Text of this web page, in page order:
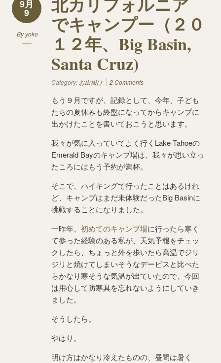
9月
9
Byyoko
でキャンプー（２０
１２年、Big Basin,
Santa Cruz)
Category: お出掛け 2 Comments
もう９月ですが、記録として、今年、子ども
たちの夏休みも終盤になってからキャンプに
出かけたことを書いておこうと思います。
我々が気に入っていてよく行くLake Tahoeの
Emerald Bayのキャンプ場は、我々が思い立っ
たころにはもう予約が満杯。
そこで、ハイキングで行ったことはあるけれ
ど、キャンプはまだ未体験だったBig Basinに
挑戦することになりました。
一昨年、 初めてのキャンプ場に行ったら寒く
て参った経験のある私が、天気予報をチェッ
クしたら、ちょっと外を歩いたら高温でジリ
ジリと焼けてしまいそうなデービスと比べた
らかなり寒そうな気温が出ていたので、今回
は用心して防寒具を忘れないようにしていき
ました。
そうしたら。
やはり。
明け方はかなり冷えたものの、昼間は暑く